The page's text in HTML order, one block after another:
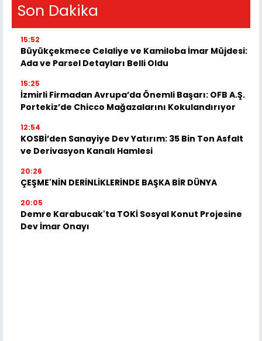
Son Dakika
15:52
Büyükçekmece Celaliye ve Kamiloba İmar Müjdesi:
Ada ve Parsel Detayları Belli Oldu
15:25
İzmirli Firmadan Avrupa’da Önemli Başarı: OFB A.Ş.
Portekiz’de Chicco Mağazalarını Kokulandırıyor
12:54
KOSBİ’den Sanayiye Dev Yatırım: 35 Bin Ton Asfalt
ve Derivasyon Kanalı Hamlesi
20:26
ÇEŞME'NİN DERİNLİKLERİNDE BAŞKA BİR DÜNYA
20:05
Demre Karabucak'ta TOKİ Sosyal Konut Projesine
Dev İmar Onayı